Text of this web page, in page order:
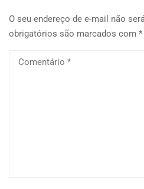
O seu endereço de e-mail não
obrigatórios são marcados com *